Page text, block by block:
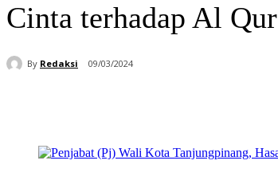
Cinta terhadap Al
By Redaksi 09/03/2024